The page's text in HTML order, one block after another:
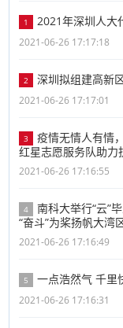
1 ​2021年深圳人大
2021-06-26 17:17:18
2 深圳拟组建高新
2021-06-26 17:17:01
3
疫情无情人有情
红星志愿服务队助力
2021-06-26 17:16:55
4
南科大举行“云”
“奋斗”为桨扬帆大湾
2021-06-26 17:16:49
5 一点浩然气 千里
2021-06-26 17:16:31